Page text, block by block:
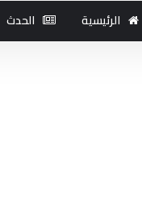
الرئيسية الحدث